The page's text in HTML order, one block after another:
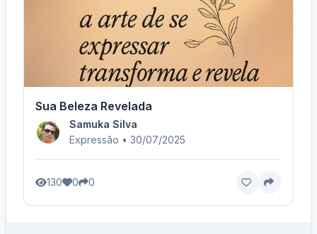
Sua Beleza Revelada
Samuka Silva
Expressão • 30/07/2025
130 0 0